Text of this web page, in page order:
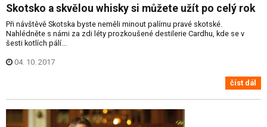
Skotsko a skvělou whisky si můžete užít po celý rok
Při návštěvě Skotska byste neměli minout palírnu pravé skotské.
Nahlédněte s námi za zdi léty prozkoušené destilerie Cardhu, kde se v
šesti kotlích pálí...
04. 10. 2017
číst dál